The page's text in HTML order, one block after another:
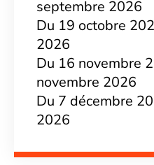
septembre 2026
Du 19 octobre
2026
Du 16 novembre
novembre 2026
Du 7 décembre
2026